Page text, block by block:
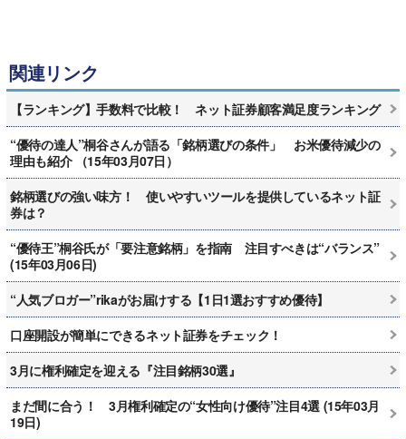
関連リンク
【ランキング】手数料で比較！ ネット証券顧客満足度ランキング
“優待の達人”桐谷さんが語る「銘柄選びの条件」 お米優待減少の
理由も紹介 （15年03月07日）
銘柄選びの強い味方！ 使いやすいツールを提供しているネット証
券は？
“優待王”桐谷氏が「要注意銘柄」を指南 注目すべきは“バランス”
(15年03月06日)
“人気ブロガー”rikaがお届けする【1日1選おすすめ優待】
口座開設が簡単にできるネット証券をチェック！
3月に権利確定を迎える『注目銘柄30選』
まだ間に合う！ 3月権利確定の“女性向け優待”注目4選 (15年03月
19日)